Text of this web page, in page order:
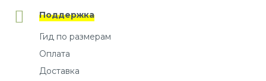
Поддержка
Гид по размерам
Оплата
Доставка